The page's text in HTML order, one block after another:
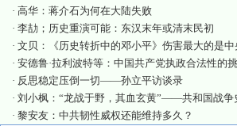
· 高华：蒋介石为何在大陆失败
· 李劼；历史重演可能：东汉末年或清末民初
· 文贝：《历史转折中的邓小平》伤害最大的是
· 安德鲁·拉利波特等：中国共产党执政合法性的
· 反思稳定压倒一切——孙立平访谈录
· 刘小枫：“龙战于野，其血玄黄”——共和国战争
· 黎安友：中共韧性威权还能维持多久？